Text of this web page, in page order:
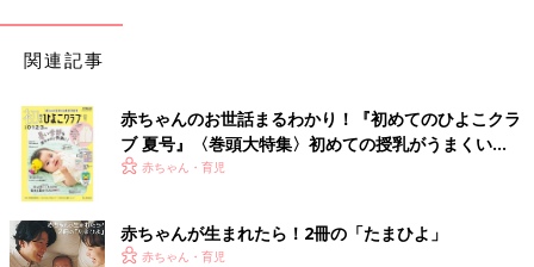
関連記事
赤ちゃんのお世話まるわかり！『初めてのひよこクラ
ブ 夏号』〈巻頭大特集〉初めての授乳がうまくい
く！ おっぱい・ミルクの基本と夏のトラブル 解決テ
赤ちゃん・育児
赤ちゃんが生まれたら！2冊の「たまひよ」
赤ちゃん・育児